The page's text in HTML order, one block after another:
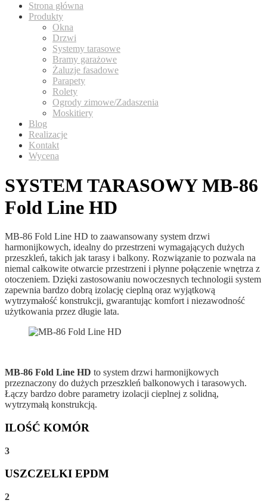
Strona główna
Produkty
Okna
Drzwi
Systemy tarasowe
Bramy garażowe
Żaluzje fasadowe
Parapety
Rolety
Ogrody zimowe/Zadaszenia
Moskitiery
Blog
Realizacje
Kontakt
Wycena
SYSTEM TARASOWY MB-86
Fold Line HD
MB-86 Fold Line HD to zaawansowany system drzwi
harmonijkowych, idealny do przestrzeni wymagających dużych
przeszkleń, takich jak tarasy i balkony. Rozwiązanie to pozwala na
niemal całkowite otwarcie przestrzeni i płynne połączenie wnętrza z
otoczeniem. Dzięki zastosowaniu nowoczesnych technologii system
zapewnia bardzo dobrą izolację cieplną oraz wyjątkową
wytrzymałość konstrukcji, gwarantując komfort i niezawodność
użytkowania przez długie lata.
MB-86 Fold Line HD to system drzwi harmonijkowych
przeznaczony do dużych przeszkleń balkonowych i tarasowych.
Łączy bardzo dobre parametry izolacji cieplnej z solidną,
wytrzymałą konstrukcją.
ILOŚĆ KOMÓR
3
USZCZELKI EPDM
2